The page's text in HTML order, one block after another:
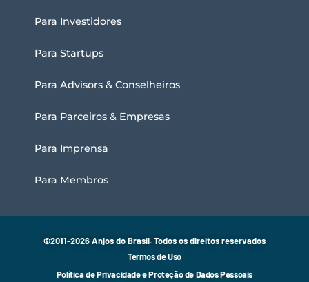
Para Investidores
Para Startups
Para Advisors & Conselheiros
Para Parceiros & Empresas
Para Imprensa
Para Membros
©2011-2026 Anjos do Brasil. Todos os direitos reservados
Termos de Uso
Política de Privacidade e Proteção de Dados Pessoais